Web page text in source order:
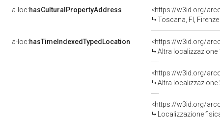
a-loc:hasCulturalPropertyAddress
<https://w3id.org/
Toscana, FI, Firenze
a-loc:hasTimeIndexedTypedLocation
<https://w3id.org/
Altra localizzazione
<https://w3id.org/
Altra localizzazione
<https://w3id.org/
Localizzazione